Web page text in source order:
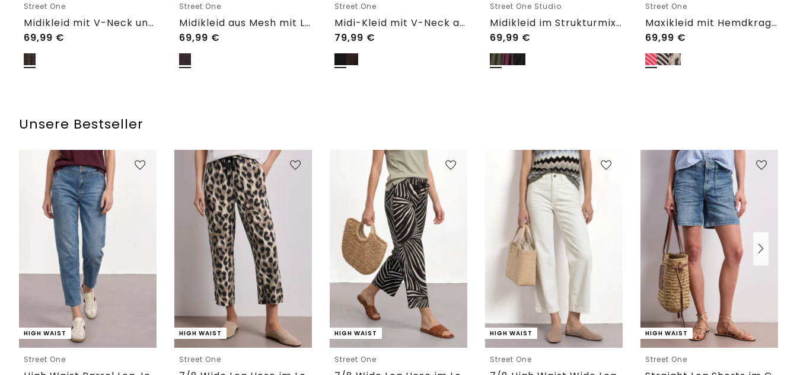
Street One
Midikleid mit V-Neck und Leo-Print
69,99 €
Street One
Midikleid aus Mesh mit Leo-Print
69,99 €
Street One
Midi-Kleid mit V-Neck aus Spitze
79,99 €
Street One Studio
Midikleid im Strukturmix mit Rundhals
69,99 €
Street One
Maxikleid mit Hemdkragen und Print
69,99 €
Unsere Bestseller
HIGH WAIST
Street One
HIGH WAIST
Street One
HIGH WAIST
Street One
HIGH WAIST
Street One
HIGH WAIST
Street One